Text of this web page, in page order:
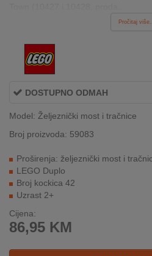
AKCIJE
U
PONUDI
KONTAKT
KUPOVINA
NA
RATE
I
Pročitaj više...
DOSTUPNO ODMAH
Model: Željeznički most i tračnice
Broj proizvoda: 59083
Proširenja: željeznički most i
LEGO Duplo
Broj kockica 42
Uzrast 2+
Cijena:
86,95 KM